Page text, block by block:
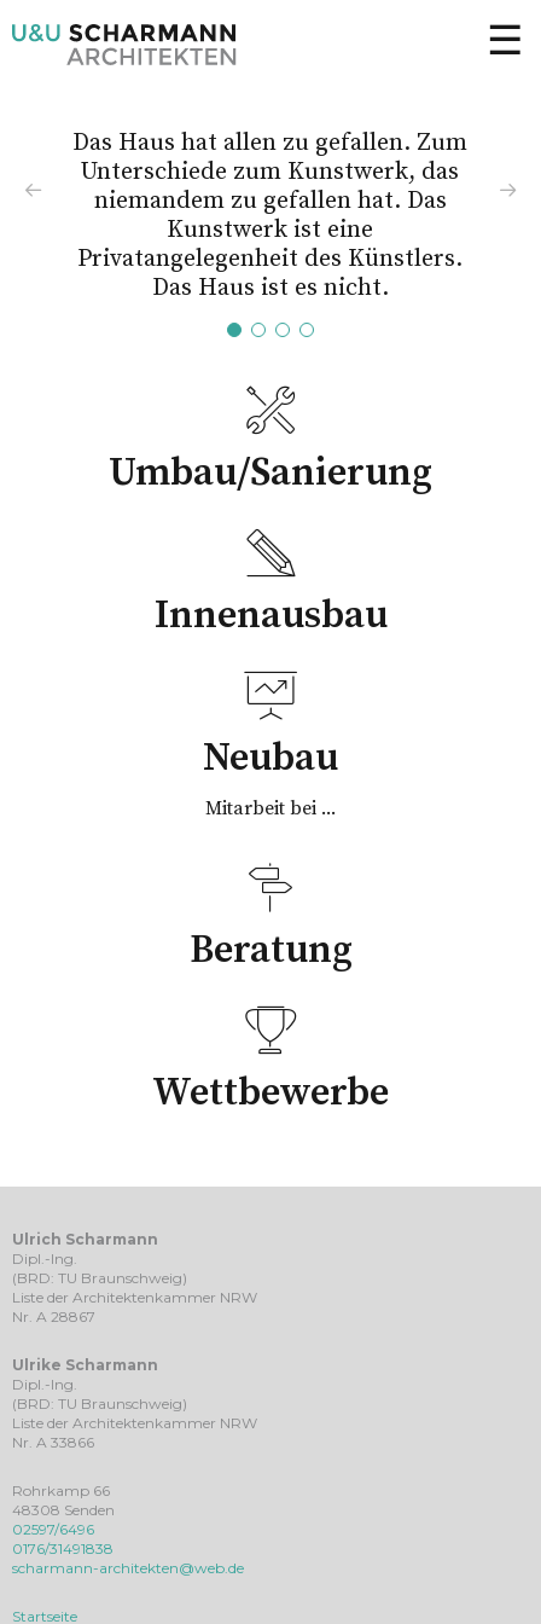
☰
Das Haus hat allen zu gefallen. Zum
Unterschiede zum Kunstwerk, das
niemandem zu gefallen hat. Das
Kunstwerk ist eine
Privatangelegenheit des Künstlers.
Das Haus ist es nicht.
-
Umbau/Sanierung
Innenausbau
Neubau
Mitarbeit bei ...
Beratung
Wettbewerbe
Ulrich Scharmann
Dipl.-Ing.
(BRD: TU Braunschweig)
Liste der Architektenkammer NRW
Nr. A 28867
Ulrike Scharmann
Dipl.-Ing.
(BRD: TU Braunschweig)
Liste der Architektenkammer NRW
Nr. A 33866
Rohrkamp 66
48308 Senden
02597/6496
0176/31491838
scharmann-architekten@web.de
Startseite